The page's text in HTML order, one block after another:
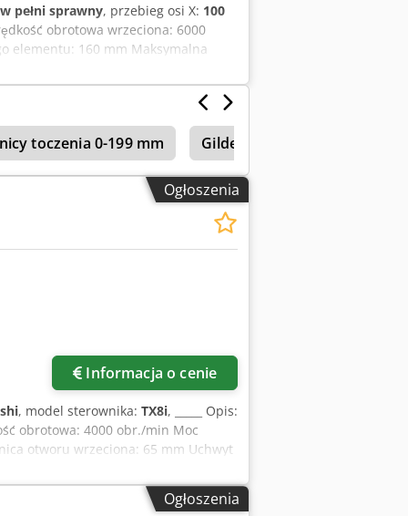
w pełni sprawny, przebieg osi X: 100
obrotowa wrzeciona: 6000
elementu: 160 mm Maksymalna
otworu wrzeciona: 40 mm Skok
8 Liczba stanowisk w głowicy: 8
Maksymalna średnica
2600 kg Długość: 2000 mm
toczenia 0-199 mm Gildemeister
Ogłoszenia
Informacja o cenie
, model sterownika: TX8i, _____ Opis:
obrotowa: 4000 obr./min Moc
otworu wrzeciona: 65 mm Uchwyt
narzędzi (X/Y/Z): Technologia:
Napęd narzędzi: 4000 obr./min, 4
X/Y/Z: 15/10/18 m/min Oparcie:
Ogłoszenia